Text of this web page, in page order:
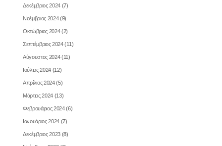
Δεκέμβριος 2024 (7)
Νοέμβριος 2024(9)
Οκτώβριος 2024(2)
Σεπτέμβριος 2024(11)
Αύγουστος 2024(11)
Ιούλιος 2024 (12)
Απρίλιος 2024(5)
Μάρτιος 2024 (13)
Φεβρουάριος 2024(6)
Ιανουάριος 2024 (7)
Δεκέμβριος 2023 (8)